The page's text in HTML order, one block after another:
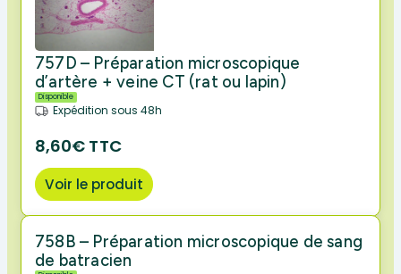
757D – Préparation microscopique
d’artère + veine CT (rat ou lapin)
Disponible
Expédition sous 48h
8,60€ TTC
Voir le produit
758B – Préparation microscopique de sang
de batracien